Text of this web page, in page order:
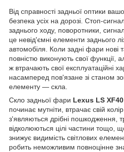
Від справності задньої оптики
безпека усіх на дорозі. Стоп-
заднього ходу, поворотники,
це невід'ємні елементи заднього
автомобіля. Коли задні фари нові
повністю виконують свої функції,
ж втрачають свої експлуатаційні
насамперед пов'язане зі станом
елементу — скла.
Скло задньої фари Lexus LS XF40
починає мутніти, втрачає свій
з'являються дрібні пошкодження,
відколюються цілі частини тощо,
знижує видимість світлових
робить неможливим повноцінне